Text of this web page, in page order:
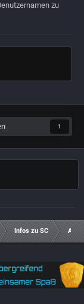
zu
1
Infos zu SC